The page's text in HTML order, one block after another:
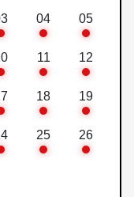
04 05
11 12
18 19
25 26